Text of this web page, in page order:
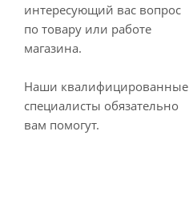
интересующий вас вопрос
по товару или работе
магазина.
Наши квалифицированные
специалисты обязательно
вам помогут.